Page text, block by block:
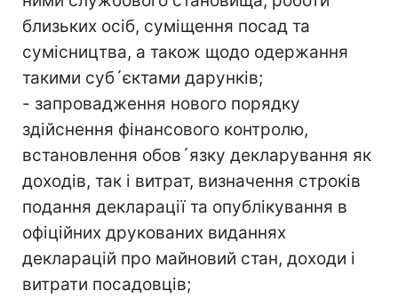
близьких осіб, суміщення посад та
сумісництва, а також щодо одержання
такими суб´єктами дарунків;
- запровадження нового порядку
здійснення фінансового контролю,
встановлення обов´язку декларування як
доходів, так і витрат, визначення строків
подання декларації та опублікування в
офіційних друкованих виданнях
декларацій про майновий стан, доходи і
витрати посадовців;